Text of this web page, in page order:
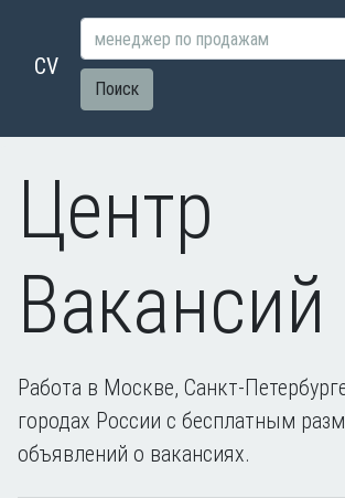
CV
Поиск
Центр
Вакансий
Работа в Москве, Санкт-
городах России с бесплатным
объявлений о вакансиях.